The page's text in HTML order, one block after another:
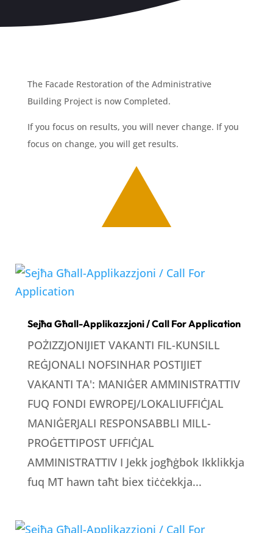
The Facade Restoration of the Administrative
Building Project is now Completed.
If you focus on results, you will never change. If you
focus on change, you will get results.
Sejħa Għall-Applikazzjoni / Call For Application
POŻIZZJONIJIET VAKANTI FIL-KUNSILL
REĠJONALI NOFSINHAR POSTIJIET
VAKANTI TA': MANIĠER AMMINISTRATTIV
FUQ FONDI EWROPEJ/LOKALIUFFIĊJAL
MANIĠERJALI RESPONSABBLI MILL-
PROĠETTIPOST UFFIĊJAL
AMMINISTRATTIV I Jekk jogħġbok Ikklikkja
fuq MT hawn taħt biex tiċċekkja...